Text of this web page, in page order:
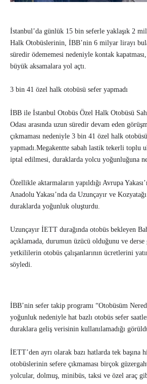
İstanbul’da günlük 15 bin seferle yaklaşık 2
Halk Otobüslerinin, İBB’nin 6 milyar lirayı
süredir ödememesi nedeniyle kontak
büyük aksamalara yol açtı.
3 bin 41 özel halk otobüsü sefer yapmadı
İBB ile İstanbul Otobüs Özel Halk Otobüsü
Odası arasında uzun süredir devam eden
çıkmaması nedeniyle 3 bin 41 özel halk
yapmadı.Megakentte sabah lastik tekerli toplu
iptal edilmesi, duraklarda yolcu yoğunluğuna
Özellikle aktarmaların yapıldığı Avrupa
Anadolu Yakası’nda da Uzunçayır ve
duraklarda yoğunluk oluşturdu.
Uzunçayır İETT durağında otobüs bekleyen
açıklamada, durumun üzücü olduğunu ve derse
yetkililerin otobüs çalışanlarının ücretlerini
söyledi.
İBB’nin sefer takip programı “Otobüsüm
yoğunluk nedeniyle hat bazlı otobüs sefer
duraklara geliş verisinin kullanılamadığı
İETT’den ayrı olarak bazı hatlarda tek başına
otobüslerinin sefere çıkmaması birçok
yolcular, dolmuş, minibüs, taksi ve özel araç